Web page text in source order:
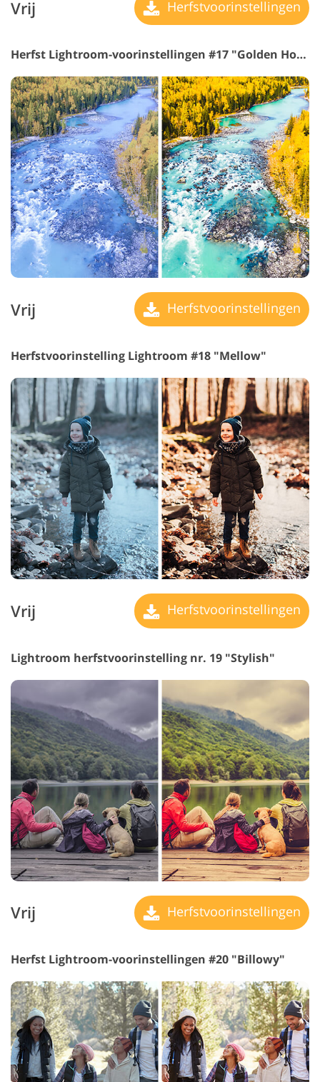
Vrij Herfstvoorinstellingen
Herfst Lightroom-voorinstellingen #17 "Golden Hour"
Vrij Herfstvoorinstellingen
Herfstvoorinstelling Lightroom #18 "Mellow"
Vrij Herfstvoorinstellingen
Lightroom herfstvoorinstelling nr. 19 "Stylish"
Vrij Herfstvoorinstellingen
Herfst Lightroom-voorinstellingen #20 "Billowy"